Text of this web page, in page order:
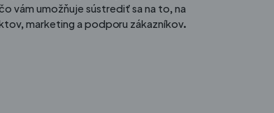
vám umožňuje sústrediť sa na to, na
marketing a podporu zákazníkov.